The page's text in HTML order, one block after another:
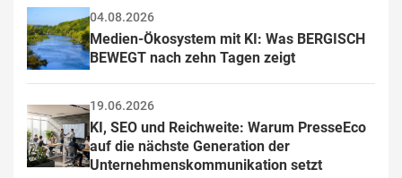
04.08.2026
Medien-Ökosystem mit KI: Was BERGISCH
BEWEGT nach zehn Tagen zeigt
19.06.2026
KI, SEO und Reichweite: Warum PresseEco
auf die nächste Generation der
Unternehmenskommunikation setzt